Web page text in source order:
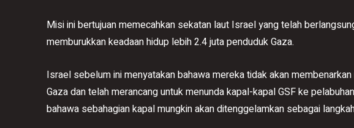
Misi ini bertujuan memecahkan sekatan laut Israel yang telah
memburukkan keadaan hidup lebih 2.4 juta penduduk Gaza.
Israel sebelum ini menyatakan bahawa mereka tidak akan
Gaza dan telah merancang untuk menunda kapal-kapal GSF ke
bahawa sebahagian kapal mungkin akan ditenggelamkan sebagai